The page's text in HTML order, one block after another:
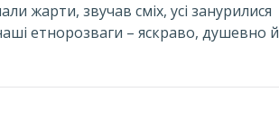
жарти, звучав сміх, усі занурилися
етнорозваги – яскраво, душевно й